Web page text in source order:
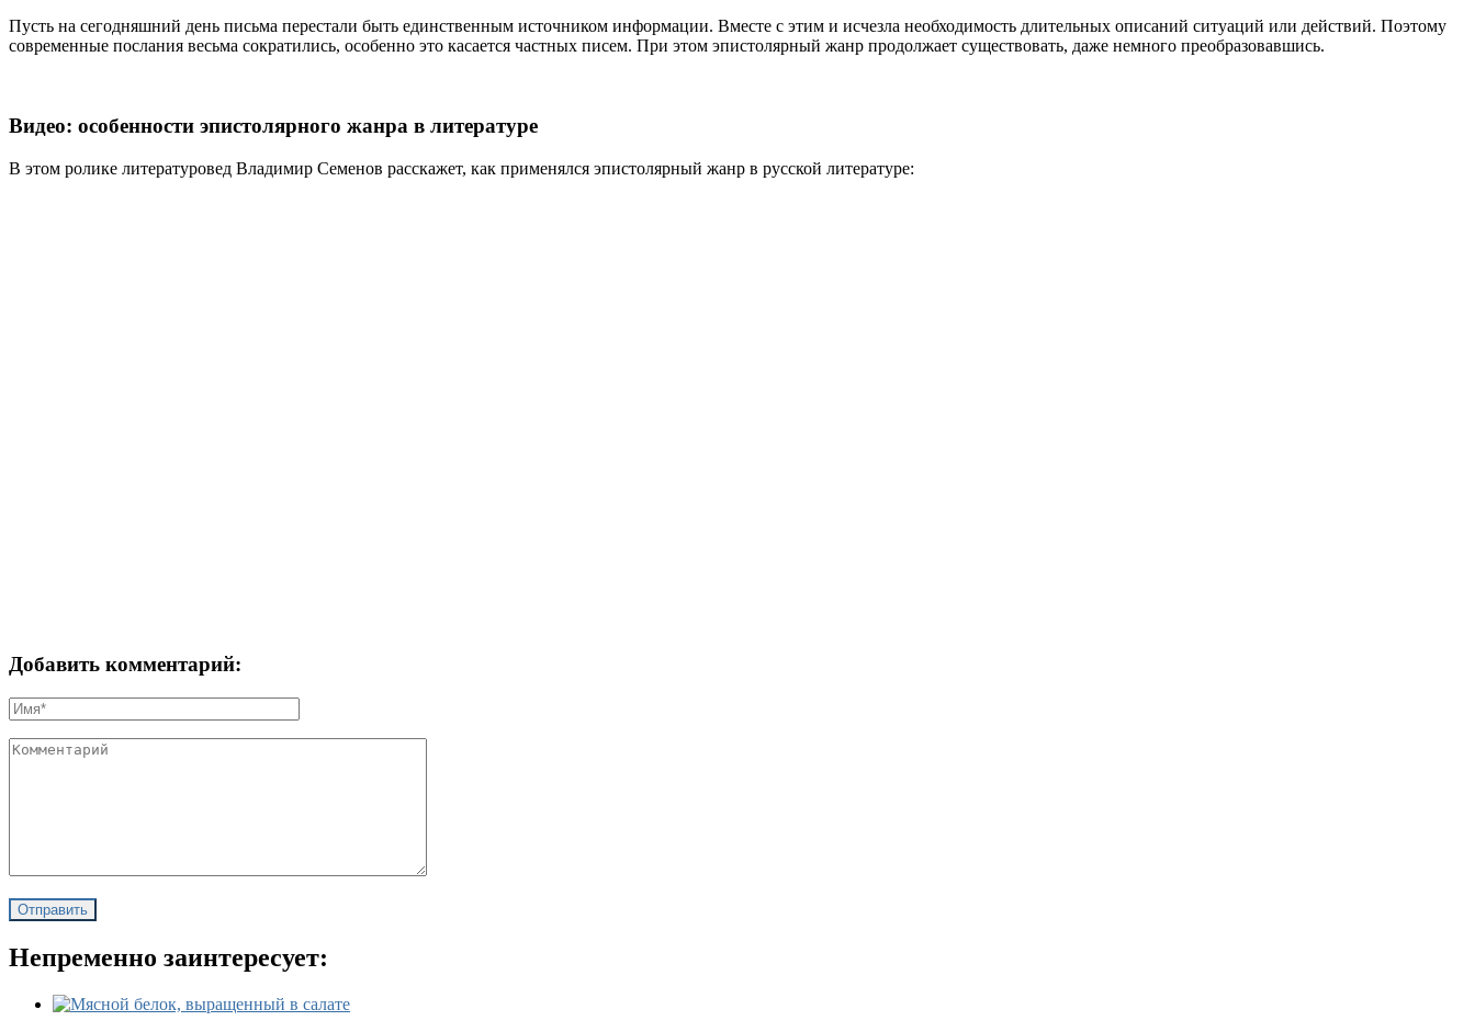
Пусть на сегодняшний день письма перестали быть единственным источником информации. Вместе с этим и исчезла необходимость длительных описаний ситуаций или действий. Поэтому
современные послания весьма сократились, особенно это касается частных писем. При этом эпистолярный жанр продолжает существовать, даже немного преобразовавшись.
Видео: особенности эпистолярного жанра в литературе
В этом ролике литературовед Владимир Семенов расскажет, как применялся эпистолярный жанр в русской литературе:
Добавить комментарий:
Непременно заинтересует: